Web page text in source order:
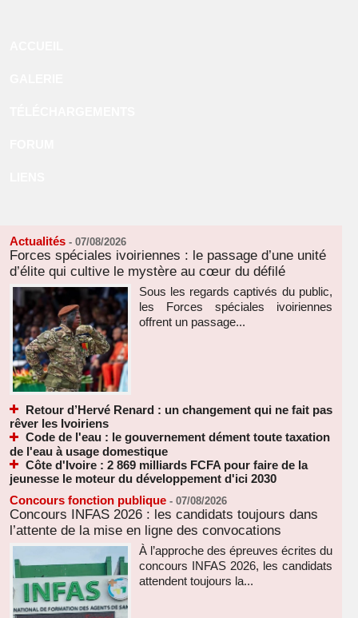
Actualités - 07/08/2026
Forces spéciales ivoiriennes : le passage d’une unité
d’élite qui cultive le mystère au cœur du défilé
Sous les regards captivés du public,
les Forces spéciales ivoiriennes
offrent un passage...
Retour d’Hervé Renard : un changement qui ne fait pas
rêver les Ivoiriens
Code de l'eau : le gouvernement dément toute taxation
de l'eau à usage domestique
Côte d'Ivoire : 2 869 milliards FCFA pour faire de la
jeunesse le moteur du développement d'ici 2030
Concours fonction publique - 07/08/2026
Concours INFAS 2026 : les candidats toujours dans
l’attente de la mise en ligne des convocations
À l’approche des épreuves écrites du
concours INFAS 2026, les candidats
attendent toujours la...